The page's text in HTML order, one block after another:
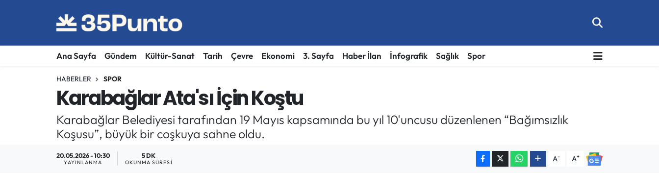
Ana Sayfa Gündem Kültür-Sanat Tarih Çevre Ekonomi 3. Sayfa Haber İlan İnfografik Sağlık Spor
HABERLER SPOR
Karabağlar Ata'sı İçin Koştu
Karabağlar Belediyesi tarafından 19 Mayıs kapsamında bu yıl 10'uncusu düzenlenen “Bağımsızlık
Koşusu”, büyük bir coşkuya sahne oldu.
20.05.2026 - 10:30
YAYINLANMA
5 DK
OKUNMA SÜRESI A- A+